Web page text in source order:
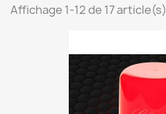
Affichage 1-12 de 17 article(s)